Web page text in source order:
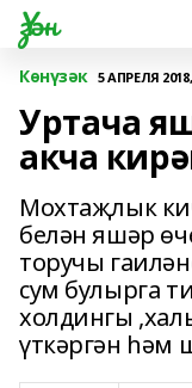
Үзән
Көнүзәк 5 АПРЕЛЯ 2018,
Уртача
акча
Мохтаҗлык
белән яшәр
торучы
сум булырга
холдингы
үткәргән һәм